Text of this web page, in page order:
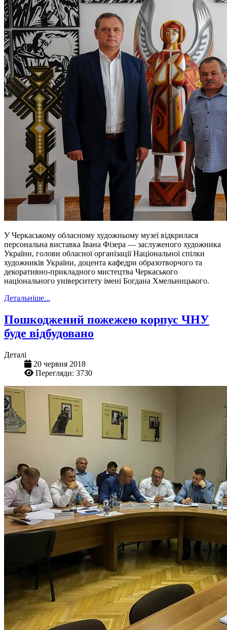
У Черкаському обласному художньому музеї відкрилася
персональна виставка Івана Фізера — заслуженого художника
України, голови обласної організації Національної спілки
художників України, доцента кафедри образотворчого та
декоративно-прикладного мистецтва Черкаського
національного університету імені Богдана Хмельницького.
Детальніше...
Пошкоджений пожежею корпус ЧНУ
буде відбудовано
Деталі
20 червня 2018
Перегляди: 3730